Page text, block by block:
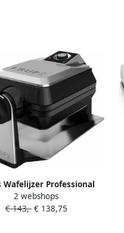
Wafelijzer Professional
voor 2 dikke wafels
2 webshops
€ 143,-€ 138,75